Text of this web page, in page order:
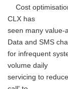
Cost
CLX has
seen many value-
Data and SMS
for infrequent
volume daily
servicing to